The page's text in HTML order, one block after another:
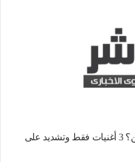
ماذا جرى في بروفة حفل شيرين؟ 3 أغنيات فقط وتشديد على